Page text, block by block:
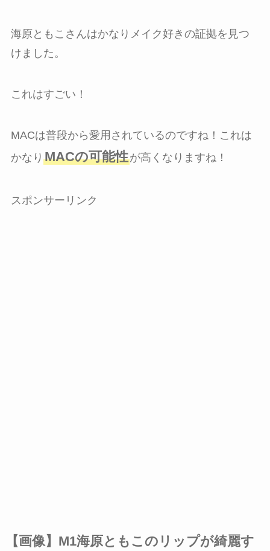
海原ともこさんはかなりメイク好きの証拠を見つ
けました。
これはすごい！
MACは普段から愛用されているのですね！これは
かなり MACの可能性が高くなりますね！
スポンサーリンク
【画像】M1海原ともこのリップが綺麗す